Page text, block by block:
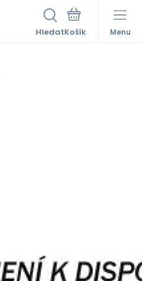
Hledat Menu